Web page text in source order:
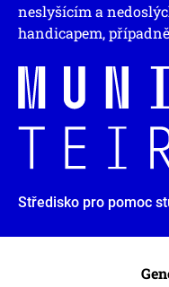
neslyšícím a
handicapem,
Středisko pro pomoc